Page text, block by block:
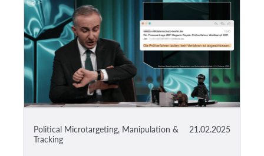
21.02.2025
Political Microtargeting, Manipulation &
Tracking